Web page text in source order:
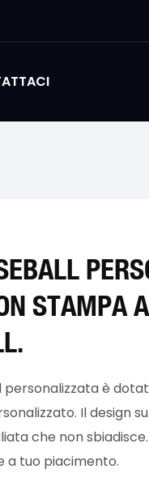
STAMPA
è
Il design
che non
a tuo piacimento.